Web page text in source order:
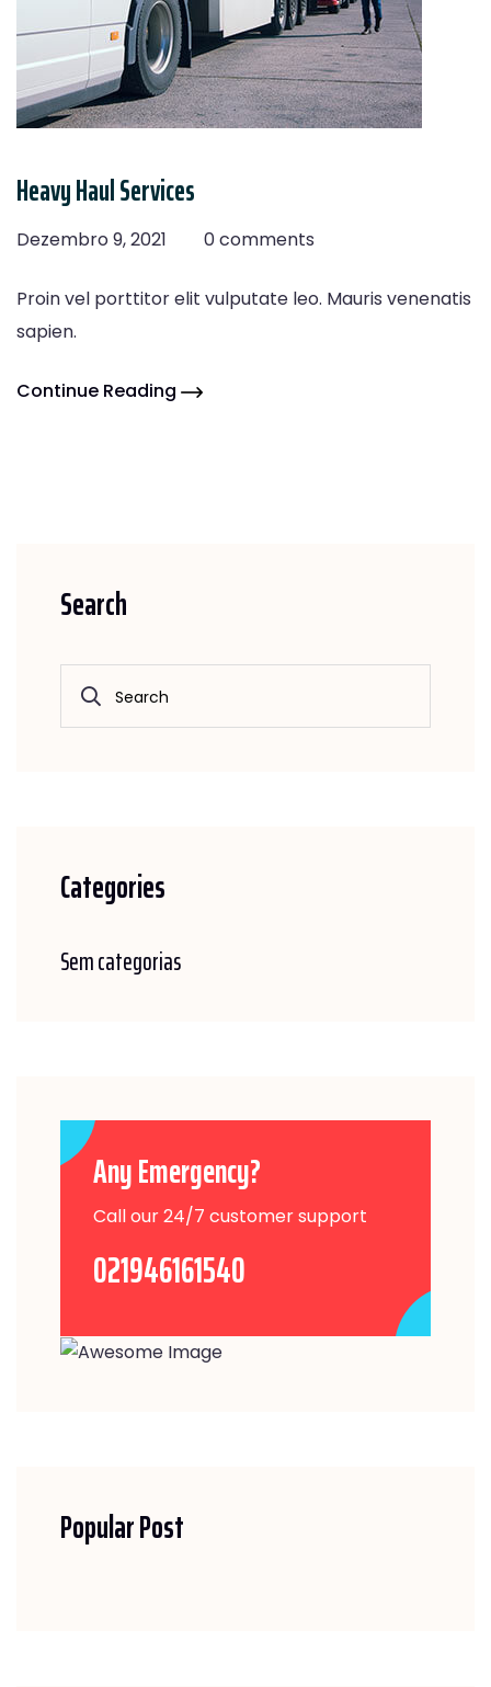
Heavy Haul Services
Dezembro 9, 2021 0 comments
Proin vel porttitor elit vulputate leo. Mauris venenatis
sapien.
Continue Reading
Search
Categories
Sem categorias
Any Emergency?
Call our 24/7 customer support
021946161540
Popular Post